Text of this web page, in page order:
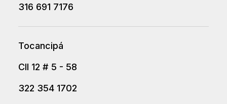
316 691 7176
Tocancipá
Cll 12 # 5 - 58
322 354 1702